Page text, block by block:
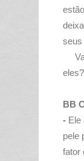
seus
eles?
BB
- Ele
pele
fator